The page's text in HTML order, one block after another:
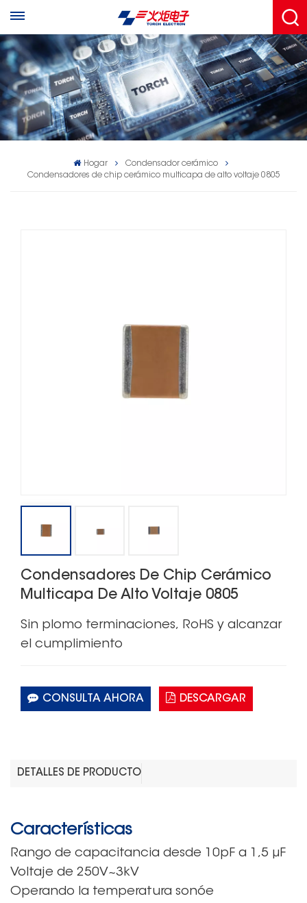
Hogar
Condensador cerámico
Condensadores de chip cerámico multicapa de alto voltaje 0805
Condensadores De Chip Cerámico
Multicapa De Alto Voltaje 0805
Sin plomo terminaciones, RoHS y alcanzar
el cumplimiento
CONSULTA AHORA DESCARGAR
DETALLES DE PRODUCTO
Características
Rango de capacitancia desde 10pF a 1,5 μF
Voltaje de250V~3kV
Operando la temperatura sonóe